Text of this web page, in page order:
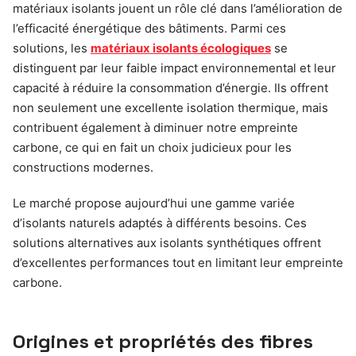
matériaux isolants jouent un rôle clé dans l’amélioration de
l’efficacité énergétique des bâtiments. Parmi ces
solutions, les matériaux isolants écologiques se
distinguent par leur faible impact environnemental et leur
capacité à réduire la consommation d’énergie. Ils offrent
non seulement une excellente isolation thermique, mais
contribuent également à diminuer notre empreinte
carbone, ce qui en fait un choix judicieux pour les
constructions modernes.
Le marché propose aujourd’hui une gamme variée
d’isolants naturels adaptés à différents besoins. Ces
solutions alternatives aux isolants synthétiques offrent
d’excellentes performances tout en limitant leur empreinte
carbone.
Origines et propriétés des fibres